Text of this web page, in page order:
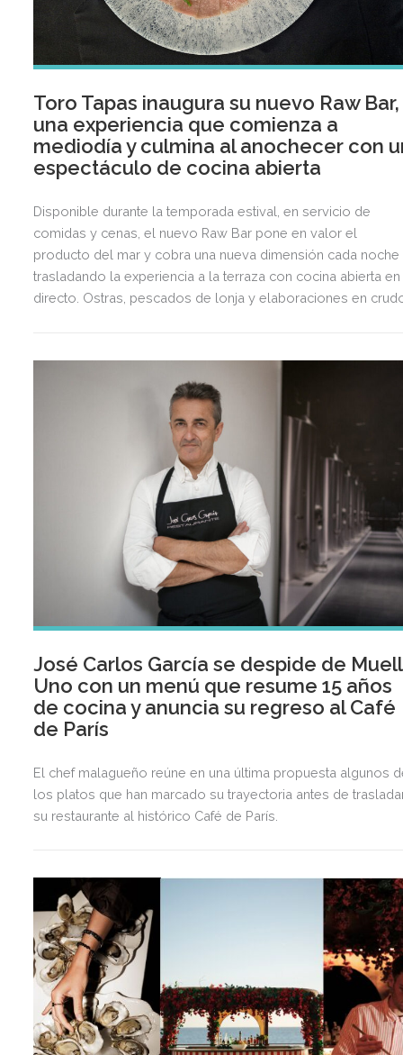
Toro Tapas inaugura su nuevo Raw Bar,
una experiencia que comienza a
mediodía y culmina al anochecer con
espectáculo de cocina abierta
Disponible durante la temporada estival, en servicio de
comidas y cenas, el nuevo Raw Bar pone en valor el
producto del mar y cobra una nueva dimensión cada noche
trasladando la experiencia a la terraza con cocina abierta en
directo. Ostras, pescados de lonja y elaboraciones en
José Carlos García se despide de
Uno con un menú que resume 15 años
de cocina y anuncia su regreso al Café
de París
El chef malagueño reúne en una última propuesta algunos
los platos que han marcado su trayectoria antes de
su restaurante al histórico Café de París.